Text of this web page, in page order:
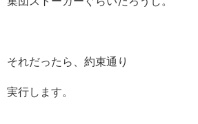
それだったら、約束通り
実行します。